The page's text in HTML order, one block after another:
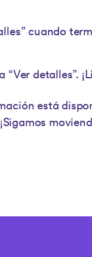
cuando
detalles”.
está